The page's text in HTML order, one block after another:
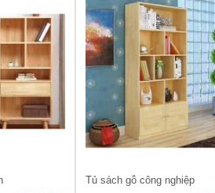
Tủ sách gỗ công nghiệp